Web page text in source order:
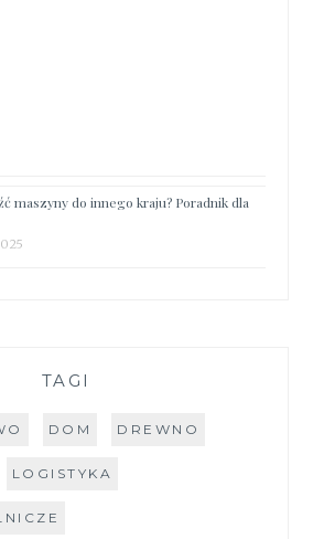
maszyny do innego kraju? Poradnik dla
TAGI
DOM DREWNO
LOGISTYKA